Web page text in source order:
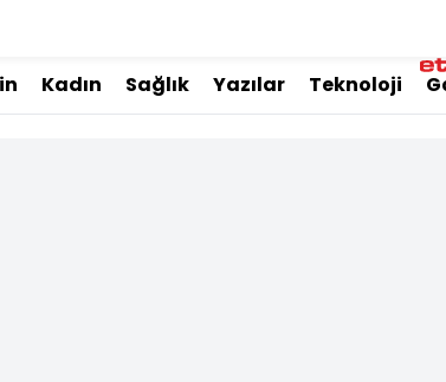
Kadın Sağlık Yazılar Teknoloji